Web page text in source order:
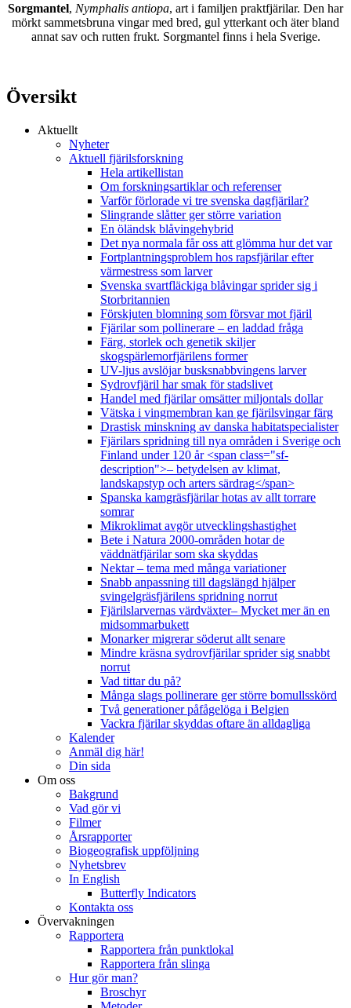
Sorgmantel, Nymphalis antiopa, art i familjen praktfjärilar. Den har
mörkt sammetsbruna vingar med bred, gul ytterkant och äter bland
annat sav och rutten frukt. Sorgmantel finns i hela Sverige.
Översikt
Aktuellt
Nyheter
Aktuell fjärilsforskning
Hela artikellistan
Om forskningsartiklar och referenser
Varför förlorade vi tre svenska dagfjärilar?
Slingrande slåtter ger större variation
En öländsk blåvingehybrid
Det nya normala får oss att glömma hur det var
Fortplantningsproblem hos rapsfjärilar efter
värmestress som larver
Svenska svartfläckiga blåvingar sprider sig i
Storbritannien
Förskjuten blomning som försvar mot fjäril
Fjärilar som pollinerare – en laddad fråga
Färg, storlek och genetik skiljer
skogspärlemorfjärilens former
UV-ljus avslöjar busksnabbvingens larver
Sydrovfjäril har smak för stadslivet
Handel med fjärilar omsätter miljontals dollar
Vätska i vingmembran kan ge fjärilsvingar färg
Drastisk minskning av danska habitatspecialister
Fjärilars spridning till nya områden i Sverige och
Finland under 120 år <span class="sf-
description">– betydelsen av klimat,
landskapstyp och arters särdrag</span>
Spanska kamgräsfjärilar hotas av allt torrare
somrar
Mikroklimat avgör utvecklingshastighet
Bete i Natura 2000-områden hotar de
väddnätfjärilar som ska skyddas
Nektar – tema med många variationer
Snabb anpassning till dagslängd hjälper
svingelgräsfjärilens spridning norrut
Fjärilslarvernas värdväxter– Mycket mer än en
midsommarbukett
Monarker migrerar söderut allt senare
Mindre kräsna sydrovfjärilar sprider sig snabbt
norrut
Vad tittar du på?
Många slags pollinerare ger större bomullsskörd
Två generationer påfågelöga i Belgien
Vackra fjärilar skyddas oftare än alldagliga
Kalender
Anmäl dig här!
Din sida
Om oss
Bakgrund
Vad gör vi
Filmer
Årsrapporter
Biogeografisk uppföljning
Nyhetsbrev
In English
Butterfly Indicators
Kontakta oss
Övervakningen
Rapportera
Rapportera från punktlokal
Rapportera från slinga
Hur gör man?
Broschyr